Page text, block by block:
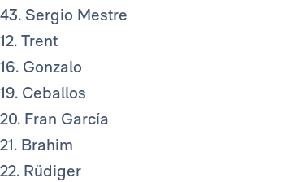
43. Sergio Mestre
12. Trent
16. Gonzalo
19. Ceballos
20. Fran García
21. Brahim
22. Rüdiger